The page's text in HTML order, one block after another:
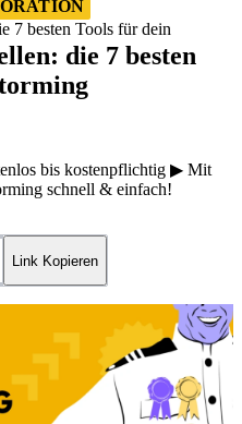
7 besten Tools für dein
die 7 besten
bis kostenpflichtig ▶ Mit
schnell & einfach!
Link Kopieren